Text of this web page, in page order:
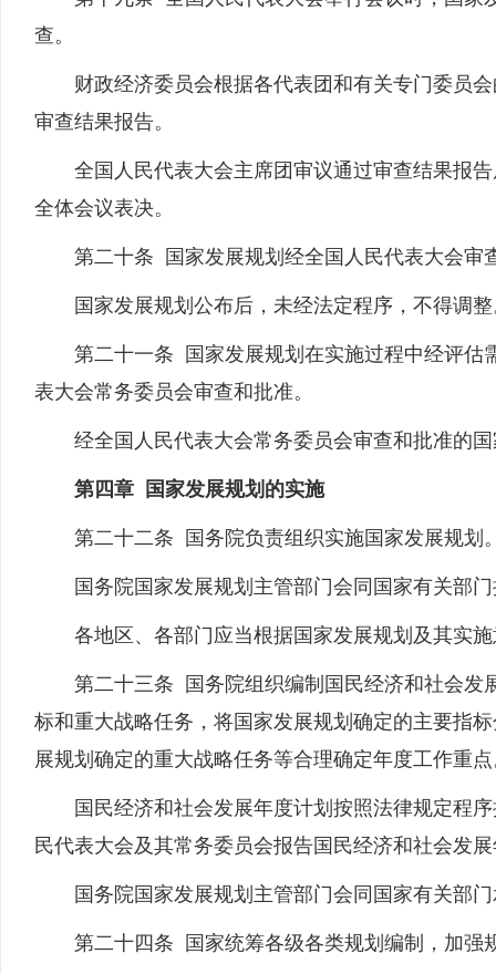
查。
财政经济委员会根据各代表团和有关专门委员会
审查结果报告。
全国人民代表大会主席团审议通过审查结果报告
全体会议表决。
第二十条 国家发展规划经全国人民代表大会审
国家发展规划公布后，未经法定程序，不得调整
第二十一条 国家发展规划在实施过程中经评估
表大会常务委员会审查和批准。
经全国人民代表大会常务委员会审查和批准的国
第四章 国家发展规划的实施
第二十二条 国务院负责组织实施国家发展规划
国务院国家发展规划主管部门会同国家有关部门
各地区、各部门应当根据国家发展规划及其实施
第二十三条 国务院组织编制国民经济和社会发
标和重大战略任务，将国家发展规划确定的主要指
展规划确定的重大战略任务等合理确定年度工作重
国民经济和社会发展年度计划按照法律规定程序
民代表大会及其常务委员会报告国民经济和社会发
国务院国家发展规划主管部门会同国家有关部门
第二十四条 国家统筹各级各类规划编制，加强